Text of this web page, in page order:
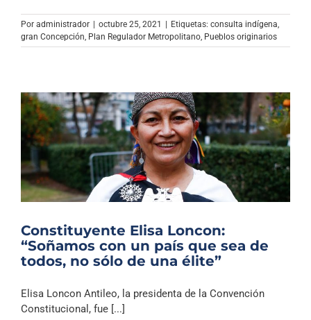
Por administrador octubre 25, 2021 Etiquetas: consulta indígena,
gran Concepción, Plan Regulador Metropolitano, Pueblos originarios
Constituyente Elisa Loncon:
“Soñamos con un país que sea de
todos, no sólo de una élite”
Elisa Loncon Antileo, la presidenta de la Convención
Constitucional, fue [...]